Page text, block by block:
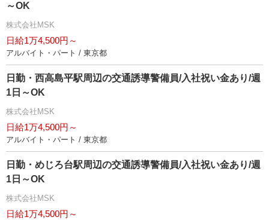
～OK
株式会社MSK
日給1万4,500円～
アルバイト・パート / 東京都
日勤・西高島平駅周辺の交通誘導警備員/入社祝い金あり/週
1日～OK
株式会社MSK
日給1万4,500円～
アルバイト・パート / 東京都
日勤・めじろ台駅周辺の交通誘導警備員/入社祝い金あり/週
1日～OK
株式会社MSK
日給1万4,500円～